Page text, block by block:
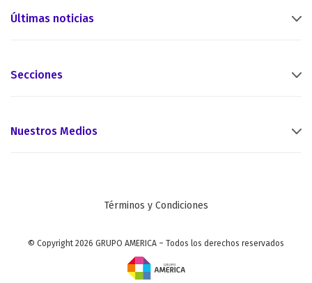
Últimas noticias
Secciones
Nuestros Medios
Términos y Condiciones
© Copyright 2026 GRUPO AMERICA – Todos los derechos reservados